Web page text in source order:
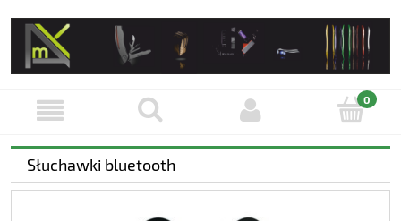
Słuchawki bluetooth